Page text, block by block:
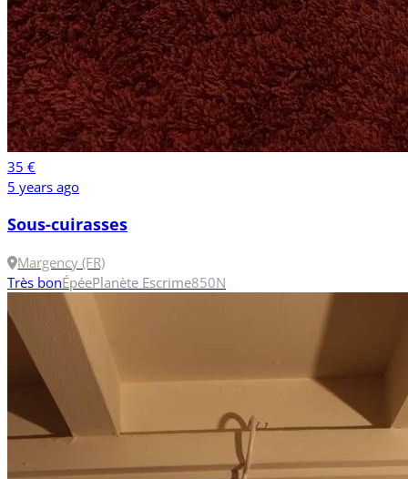
35 €
5 years ago
Sous-cuirasses
Margency (FR)
Très bonÉpéePlanète Escrime850N